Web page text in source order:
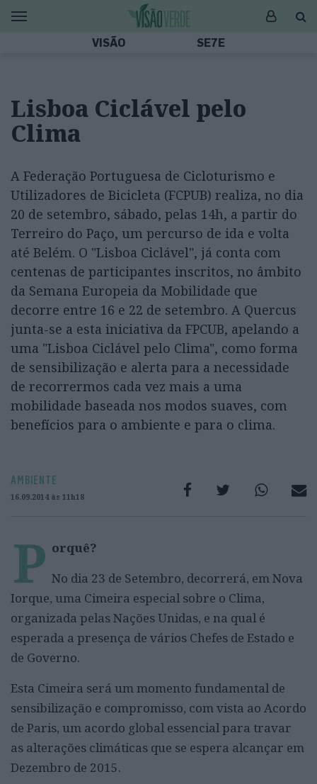
VISÃO SE7E
Lisboa Ciclável pelo
Clima
A Federação Portuguesa de Cicloturismo e
Utilizadores de Bicicleta (FCPUB) realiza, no dia
20 de setembro, sábado, pelas 14h, a partir do
Terreiro do Paço, um percurso de ida e volta
até Belém. O "Lisboa Ciclável", já conta com
centenas de participantes inscritos, no âmbito
da Semana Europeia da Mobilidade que
decorre entre 16 e 22 de setembro. A Quercus
junta-se a esta iniciativa da FPCUB, apelando a
uma "Lisboa Ciclável pelo Clima", como forma
de sensibilização e alerta para a necessidade
de recorrermos cada vez mais a uma
mobilidade baseada nos modos suaves, com
benefícios para o ambiente e para o clima.
AMBIENTE
16.09.2014 às 11h18
P orquê?
No dia 23 de Setembro, decorrerá, em Nova
Iorque, uma Cimeira especial sobre o Clima,
organizada pelas Nações Unidas, e na qual é
esperada a presença de vários Chefes de Estado e
de Governo.
Esta Cimeira será um momento fundamental de
sensibilização e compromisso, com vista ao Acordo
de Paris, um acordo global essencial para travar
as alterações climáticas que se espera alcançar em
Dezembro de 2015.